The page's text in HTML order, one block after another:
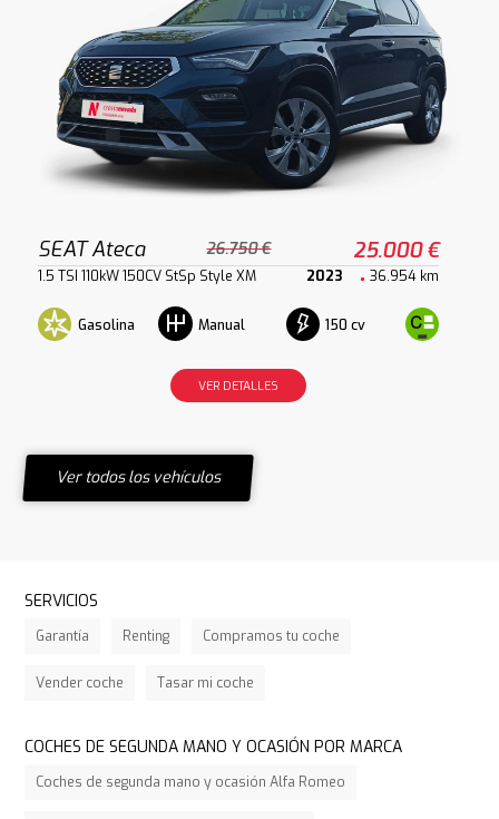
SEAT Ateca 26.750 € 25.000 €
1.5 TSI 110kW 150CV StSp Style XM 2023 36.954 km
Gasolina Manual 150 cv
VER DETALLES
Ver todos los vehículos
SERVICIOS
Garantía Renting Compramos tu coche
Vender coche Tasar mi coche
COCHES DE SEGUNDA MANO Y OCASIÓN POR MARCA
Coches de segunda mano y ocasión Alfa Romeo